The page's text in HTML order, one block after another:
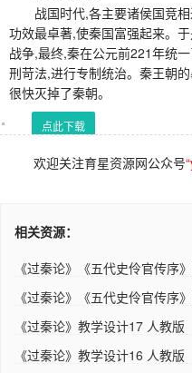
战国时代,各主要诸侯国竞相
功效最卓著,使秦国富强起来。
战争,最终,秦在公元前221年统
刑苛法,进行专制统治。秦王朝
很快灭掉了秦朝。
点此下载
欢迎关注育星资源网公众号
相关资源：
《过秦论》《五代史伶官传序
《过秦论》《五代史伶官传序
《过秦论》教学设计17 人教版
《过秦论》教学设计16 人教版